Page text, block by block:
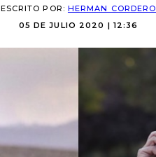
ESCRITO POR: HERMAN CORDERO
05 DE JULIO 2020 | 12:36